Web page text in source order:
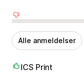
Alle anmeldelser
ICS Print